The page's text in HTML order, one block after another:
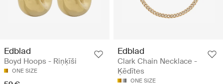
Edblad
Boyd Hoops - Riņķīši
ONE SIZE
Edblad
Clark Chain Necklace -
Ķēdītes
ONE SIZE